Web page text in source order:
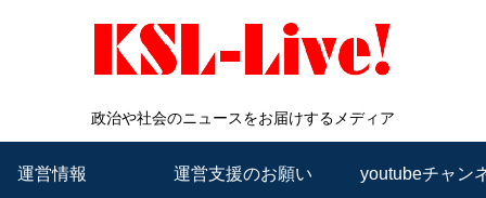
政治や社会のニュースをお届けするメディア
運営情報 運営支援のお願い youtubeチャン